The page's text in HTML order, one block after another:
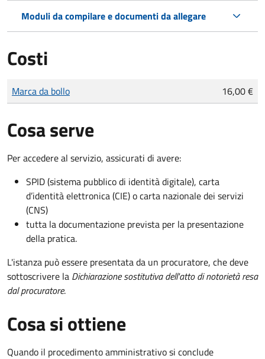
Moduli da compilare e documenti da allegare
Costi
Tipo di pagamento
Importo
Marca da bollo 16,00 €
Cosa serve
Per accedere al servizio, assicurati di avere:
SPID (sistema pubblico di identità digitale), carta
d’identità elettronica (CIE) o carta nazionale dei servizi
(CNS)
tutta la documentazione prevista per la presentazione
della pratica.
L'istanza può essere presentata da un procuratore, che deve
sottoscrivere la Dichiarazione sostitutiva dell'atto di notorietà resa
dal procuratore.
Cosa si ottiene
Quando il procedimento amministrativo si conclude